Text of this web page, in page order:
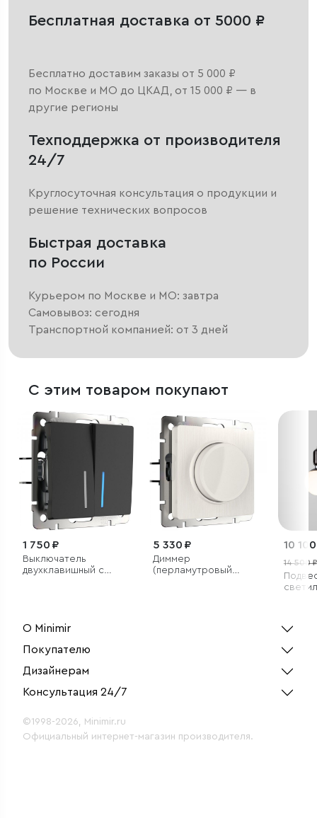
Бесплатная доставка от 5000 ₽
Бесплатно доставим заказы от 5 000 ₽
по Москве и МО до ЦКАД, от 15 000 ₽ — в
другие регионы
Техподдержка от производителя
24/7
Круглосуточная консультация о продукции и
решение технических вопросов
Быстрая доставка
по России
Курьером по Москве и МО: завтра
Самовывоз: сегодня
Транспортной компанией: от 3 дней
С этим товаром покупают
1 750 ₽
Выключатель
двухклавишный с
5 330 ₽
Диммер
(перламутровый
10
14 500 ₽
О Minimir
Покупателю
Дизайнерам
Консультация 24/7
©1998-2026, Minimir.ru
Официальный интернет-магазин производителя.